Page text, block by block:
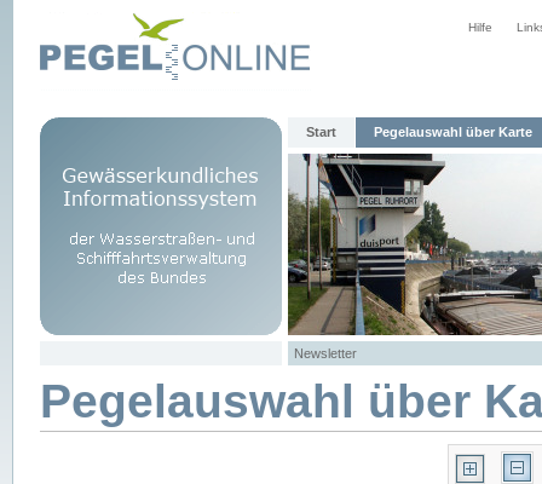
Hilfe
Start Pegelauswahl über Karte
Newsletter
Pegelauswahl über